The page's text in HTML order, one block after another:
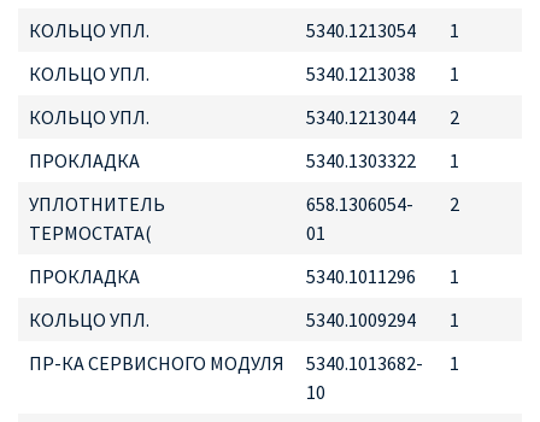
КОЛЬЦО УПЛ.
5340.1213054
1
КОЛЬЦО УПЛ.
5340.1213038
1
КОЛЬЦО УПЛ.
5340.1213044
2
ПРОКЛАДКА
5340.1303322
1
УПЛОТНИТЕЛЬ
ТЕРМОСТАТА(
658.1306054-
01
2
ПРОКЛАДКА 5340.1011296
1
КОЛЬЦО УПЛ.
5340.1009294
1
ПР-КА СЕРВИСНОГО МОДУЛЯ
5340.1013682-
10
1